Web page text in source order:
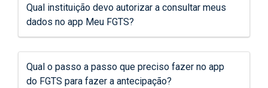
Qual instituição devo autorizar a consultar meus
dados no app Meu FGTS?
Qual o passo a passo que preciso fazer no app
do FGTS para fazer a antecipação?